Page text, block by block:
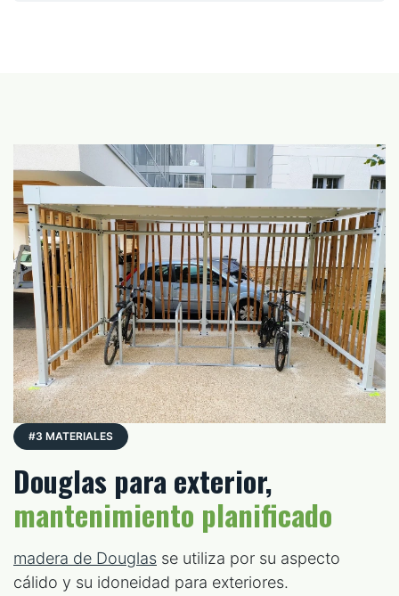
#3 MATERIALES
Douglas para exterior,
mantenimiento planificado
madera de Douglas se utiliza por su aspecto
cálido y su idoneidad para exteriores.